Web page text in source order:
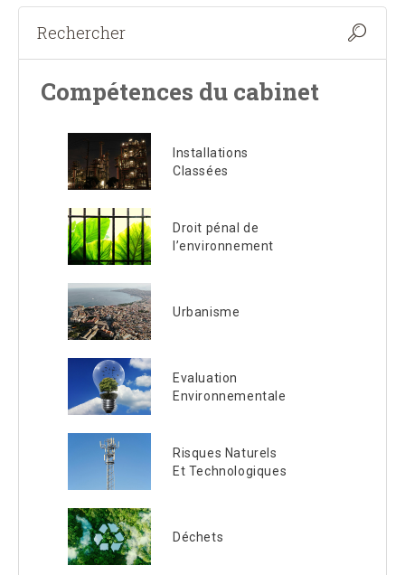
Compétences du cabinet
Installations
Classées
Droit pénal de
l’environnement
Urbanisme
Evaluation
Environnementale
Risques Naturels
Et Technologiques
Déchets